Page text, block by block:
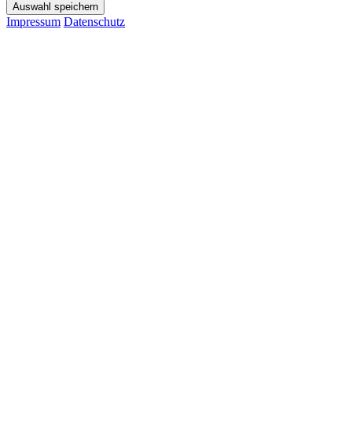
Auswahl speichern
Impressum Datenschutz